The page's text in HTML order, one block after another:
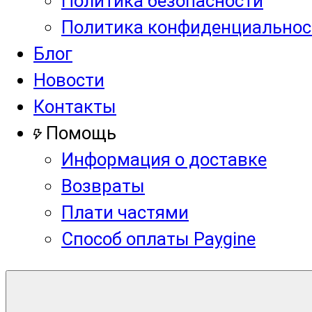
Политика
Блог
Новости
Контакты
Помощь
Информация о доставке
Возвраты
Плати частями
Способ оплаты Paygine